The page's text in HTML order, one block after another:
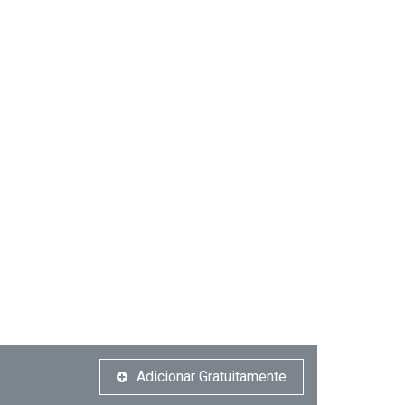
Adicionar Gratuitamente